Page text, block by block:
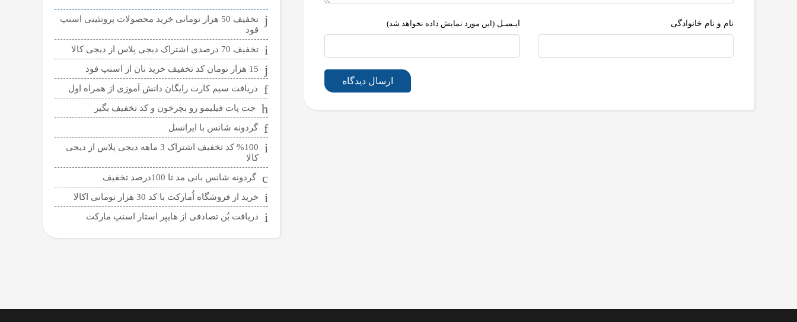
نام و نام خانوادگی ایـمیـل (این مورد نمایش داده نخواهد شد)
ارسال دیدگاه
تخفیف 50 هزار تومانی خرید محصولات پروتئینی اسنپ
فود
تخفیف 70 درصدی اشتراک دیجی پلاس از دیجی کالا
15 هزار تومان کد تخفیف خرید نان از اسنپ فود
دریافت سیم کارت رایگان دانش آموزی از همراه اول
جت پات فیلیمو رو بچرخون و کد تخفیف بگیر
گردونه شانس با ایرانسل
%100 کد تخفیف اشتراک 3 ماهه دیجی پلاس از دیجی
کالا
گردونه شانس بانی مد تا 100درصد تخفیف
خرید از فروشگاه اُمارکت با کد 30 هزار تومانی اکالا
دریافت بُن تصادفی از هایپر استار اسنپ مارکت